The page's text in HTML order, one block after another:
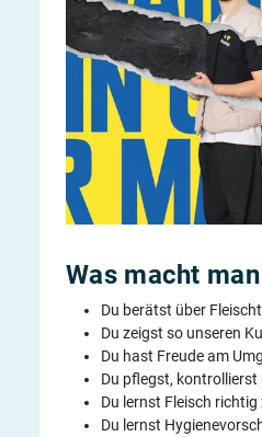
Was macht
Du berätst über
Du zeigst so unseren
Du hast Freude am
Du pflegst,
Du lernst Fleisch
Du lernst